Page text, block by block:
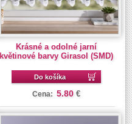
Krásné a odolné jarní
květinové barvy Girasol (SMD)
Do košíka
Cena: 5.80 €